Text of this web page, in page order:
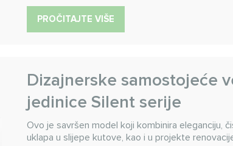
PROČITAJTE VIŠE
Dizajnerske samostojeće
jedinice Silent serije
Ovo je savršen model koji kombinira eleganciju,
uklapa u slijepe kutove, kao i u projekte